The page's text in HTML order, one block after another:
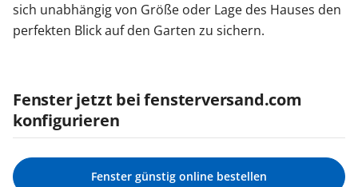
sich unabhängig von Größe oder Lage des Hauses den
perfekten Blick auf den Garten zu sichern.
Fenster jetzt bei fensterversand.com
konfigurieren
Fenster günstig online bestellen